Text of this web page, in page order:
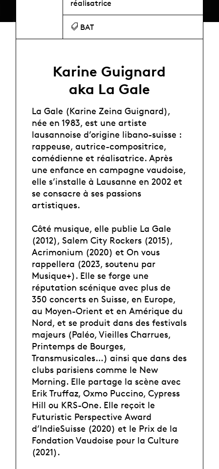
réalisatrice
BAT
Karine Guignard
aka La Gale
La Gale (Karine Zeina Guignard),
née en 1983, est une artiste
lausannoise d’origine libano-suisse :
rappeuse, autrice-compositrice,
comédienne et réalisatrice. Après
une enfance en campagne vaudoise,
elle s’installe à Lausanne en 2002 et
se consacre à ses passions
artistiques.
Côté musique, elle publie La Gale
(2012), Salem City Rockers (2015),
Acrimonium (2020) et On vous
rappellera (2023, soutenu par
Musique+). Elle se forge une
réputation scénique avec plus de
350 concerts en Suisse, en Europe,
au Moyen-Orient et en Amérique du
Nord, et se produit dans des festivals
majeurs (Paléo, Vieilles Charrues,
Printemps de Bourges,
Transmusicales…) ainsi que dans des
clubs parisiens comme le New
Morning. Elle partage la scène avec
Erik Truffaz, Oxmo Puccino, Cypress
Hill ou KRS-One. Elle reçoit le
Futuristic Perspective Award
d’IndieSuisse (2020) et le Prix de la
Fondation Vaudoise pour la Culture
(2021).